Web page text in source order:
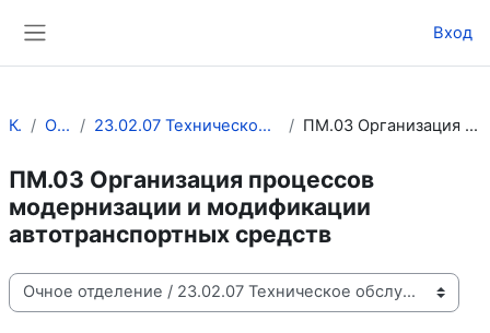
Вход
Курсы Очное отделение 23.02.07 Техническое обслуживание и ремонт двигателей, систем и агрегатов автомобилей ПМ.03 Организация процессов модернизации и модификации автотранспортных средств
ПМ.03 Организация процессов
модернизации и модификации
автотранспортных средств
Категории курсов